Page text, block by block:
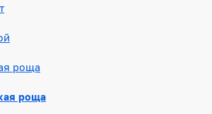
роща
роща